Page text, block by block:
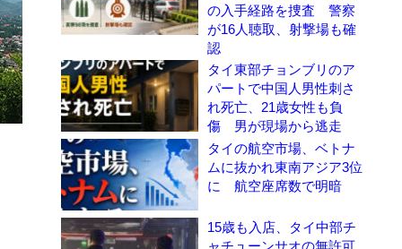
の入手経路を捜査 警察
が16人聴取、射撃場も確
認
タイ東部チョンブリのア
パートで中国人男性刺さ
れ死亡、21歳女性も負
傷 男が現場から逃走
タイの航空市場、ベトナ
ムに抜かれ東南アジア3位
に 航空座席数で明暗
15歳も入店、タイ中部チ
ャチューンサオの無許可